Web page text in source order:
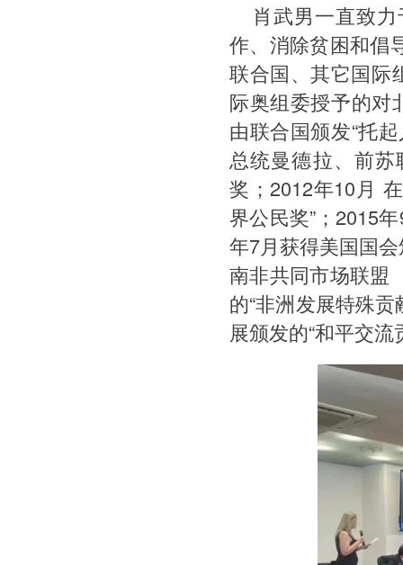
肖武男一直致
作、消除贫困和倡
联合国、其它国际
际奥组委授予的对
由联合国颁发“托
总统曼德拉、前
奖；2012年10月
界公民奖”；2015
年7月获得美国国
南非共同市场联盟
的“非洲发展特殊
展颁发的“和平交流